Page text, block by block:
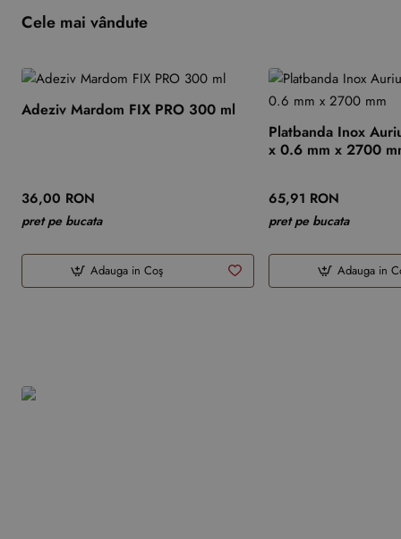
Cele mai vândute
Adeziv Mardom FIX PRO 300 ml
36,00 RON
pret pe bucata
Adauga in Coş
Platbanda Inox
x 0.6 mm x 2700
65,91 RON
pret pe bucata
Adauga in